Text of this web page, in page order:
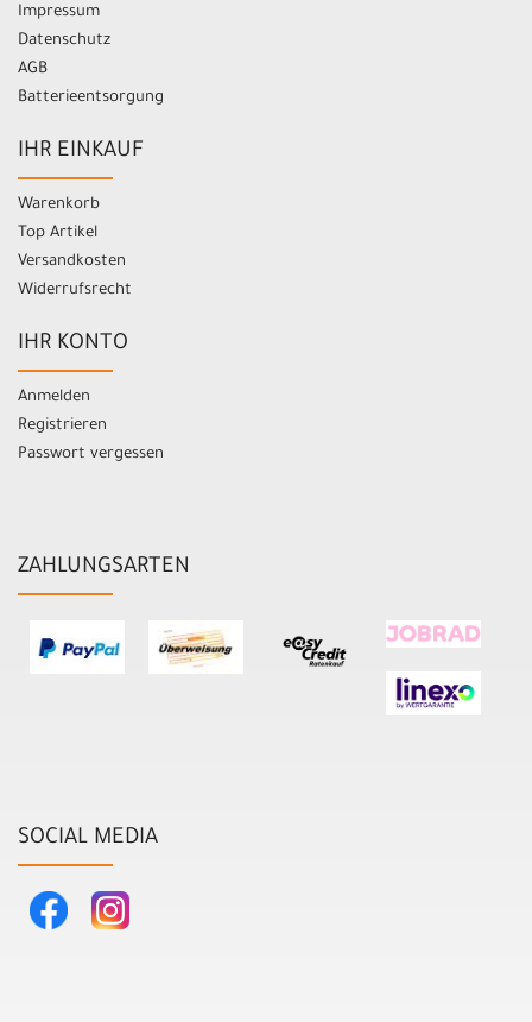
Impressum
Datenschutz
AGB
Batterieentsorgung
IHR EINKAUF
Warenkorb
Top Artikel
Versandkosten
Widerrufsrecht
IHR KONTO
Anmelden
Registrieren
Passwort vergessen
ZAHLUNGSARTEN
SOCIAL MEDIA